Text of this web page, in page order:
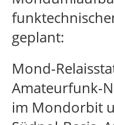
geplant:
Mond-
Amateurfunk-
im Mondorbit